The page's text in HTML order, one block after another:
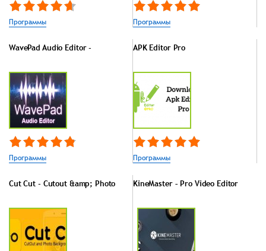
Программы Программы
WavePad Audio Editor -
Программы
APK Editor Pro
Программы
Cut Cut - Cutout &amp; Photo KineMaster – Pro Video Editor